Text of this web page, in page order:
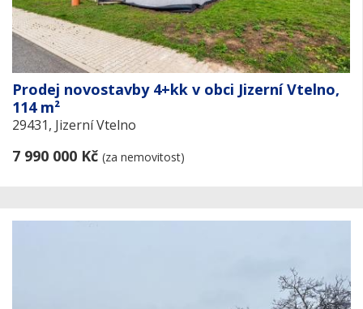
Prodej novostavby 4+kk v obci Jizerní Vtelno,
114 m²
29431, Jizerní Vtelno
7 990 000 Kč (za nemovitost)